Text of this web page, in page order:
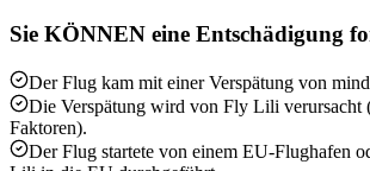
Sie KÖNNEN eine Entschädigung
Der Flug kam mit einer Verspätung von
Die Verspätung wird von Fly Lili verursacht
Faktoren).
Der Flug startete von einem EU-Flughafen